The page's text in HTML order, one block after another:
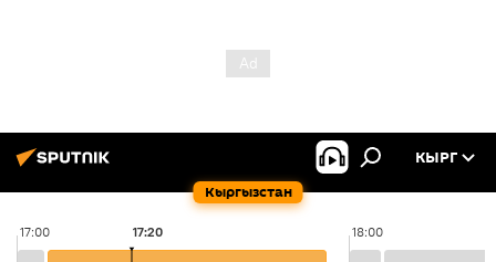
Кыргызстан
КЫРГ
17:00 18:00
17:20